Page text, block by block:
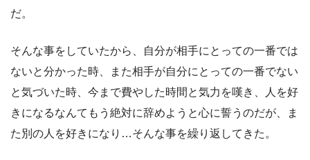
だ。
そんな事をしていたから、自分が相手にとっての一番では
ないと分かった時、また相手が自分にとっての一番でない
と気づいた時、今まで費やした時間と気力を嘆き、人を好
きになるなんてもう絶対に辞めようと心に誓うのだが、ま
た別の人を好きになり…そんな事を繰り返してきた。